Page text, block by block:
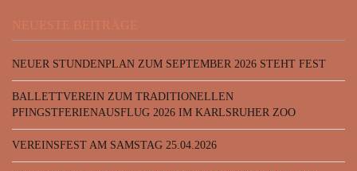
NEUESTE BEITRÄGE
NEUER STUNDENPLAN ZUM SEPTEMBER 2026 STEHT FEST
BALLETTVEREIN ZUM TRADITIONELLEN
PFINGSTFERIENAUSFLUG 2026 IM KARLSRUHER ZOO
VEREINSFEST AM SAMSTAG 25.04.2026